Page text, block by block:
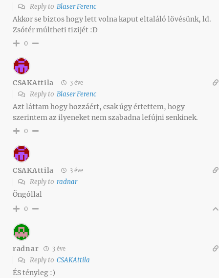
Reply to Blaser Ferenc
Akkor se biztos hogy lett volna kaput eltaláló lövésünk, ld.
Zsótér múltheti tizijét :D
0
CSAKAttila 3 éve
Reply to Blaser Ferenc
Azt láttam hogy hozzáért, csak úgy értettem, hogy
szerintem az ilyeneket nem szabadna lefújni senkinek.
0
CSAKAttila 3 éve
Reply to radnar
Öngóllal
0
radnar 3 éve
Reply to CSAKAttila
ÉS tényleg :)